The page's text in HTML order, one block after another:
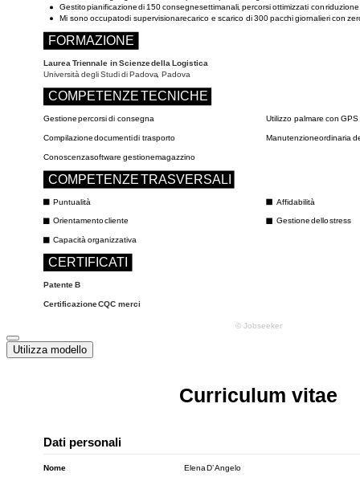
Utilizza modello